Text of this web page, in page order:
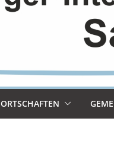
ORT­SCHAF­TEN